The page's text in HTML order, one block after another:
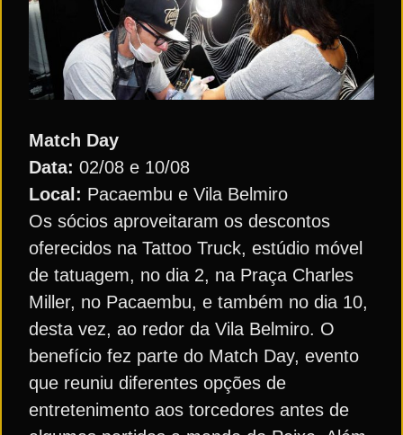
Match Day
Data: 02/08 e 10/08
Local: Pacaembu e Vila Belmiro
Os sócios aproveitaram os descontos
oferecidos na Tattoo Truck, estúdio móvel
de tatuagem, no dia 2, na Praça Charles
Miller, no Pacaembu, e também no dia 10,
desta vez, ao redor da Vila Belmiro. O
benefício fez parte do Match Day, evento
que reuniu diferentes opções de
entretenimento aos torcedores antes de